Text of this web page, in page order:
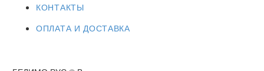
КОНТАКТЫ
ОПЛАТА И ДОСТАВКА